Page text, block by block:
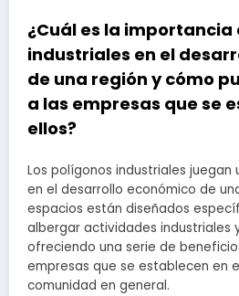
¿Cuál es la importancia
industriales en el
de una región y cómo
a las empresas que se
ellos?
Los polígonos industriales
en el desarrollo económico de
espacios están diseñados
albergar actividades industriales
ofreciendo una serie de
empresas que se establecen en
comunidad en general.